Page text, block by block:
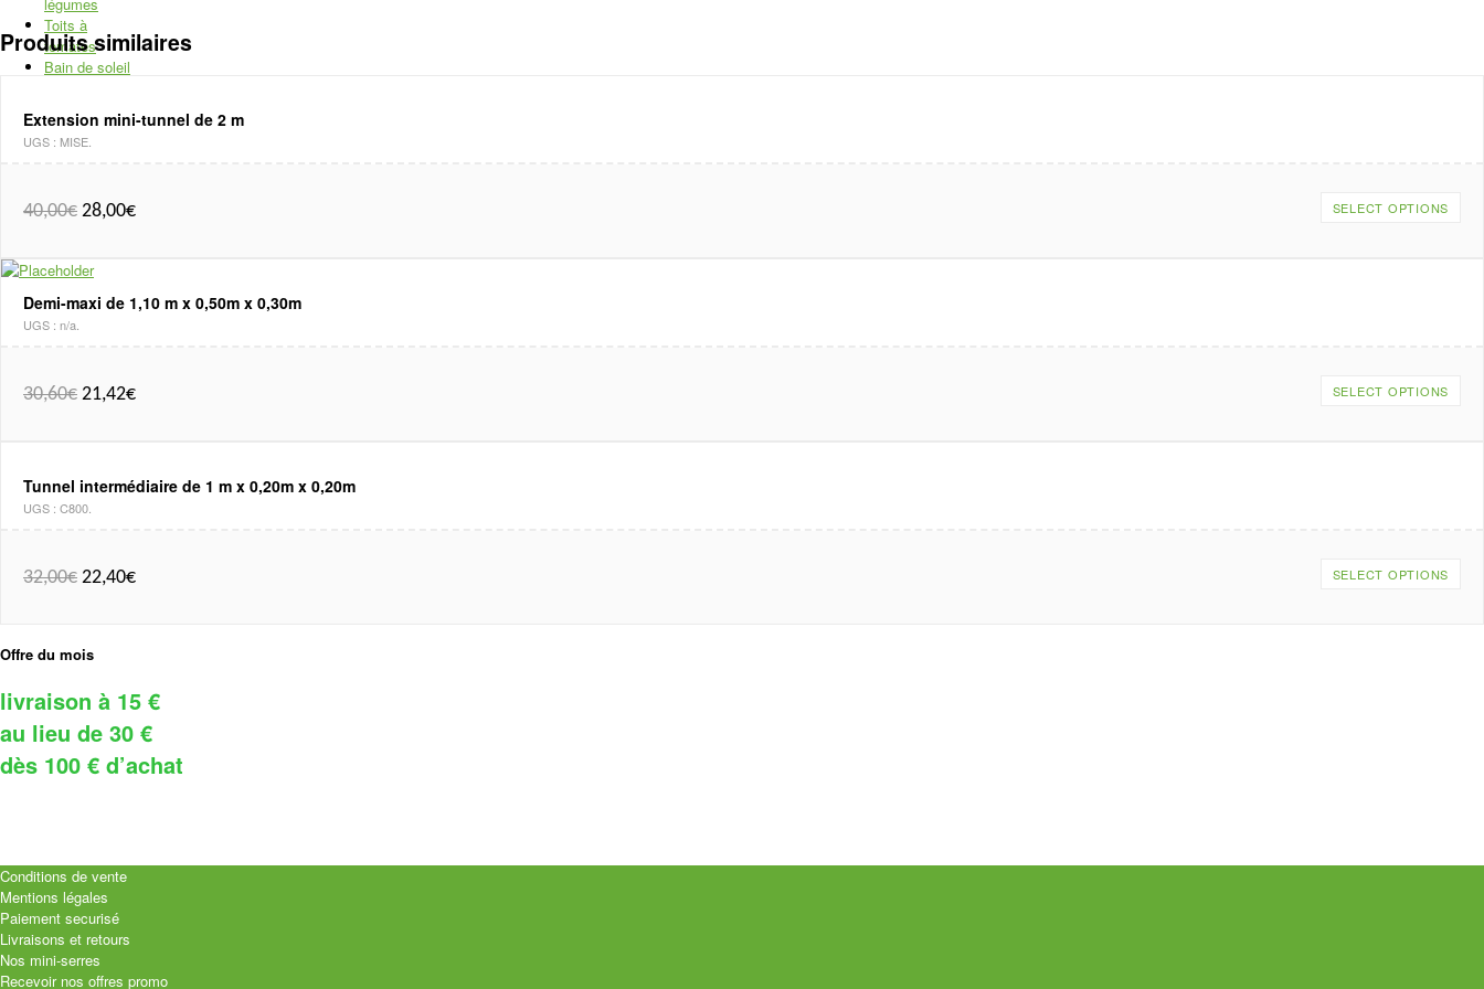
Toits à
tomates
Bain de soleil
jardinage +
Potager de
jardin
Outils et
équipement
Traitements
mesure
Réserve d’eau
Produits similaires
Extension mini-tunnel de 2 m
UGS : MISE
40,00€ 28,00€ SELECT OPTIONS
Demi-maxi de 1,10 m x 0,50m x 0,30m
UGS : n/a
30,60€ 21,42€ SELECT OPTIONS
Tunnel intermédiaire de 1 m x 0,20m x 0,20m
UGS : C800
32,00€ 22,40€ SELECT OPTIONS
Offre du mois
livraison à 15 €
au lieu de 30 €
dès 100 € d’achat
Conditions de vente
Mentions légales
Paiement securisé
Livraisons et retours
Nos mini-serres
Recevoir nos offres promo